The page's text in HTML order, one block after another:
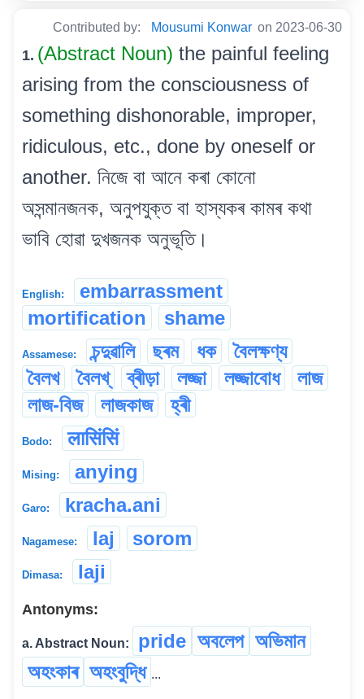
Contributed by: Mousumi Konwar on 2023-06-30
1. (Abstract Noun) the painful feeling
arising from the consciousness of
something dishonorable, improper,
ridiculous, etc., done by oneself or
another. নিজে বা আনে কৰা কোনো
অসন্মানজনক, অনুপযুক্ত বা হাস্যকৰ কামৰ কথা
ভাবি হোৱা দুখজনক অনুভূতি।
English:
embarrassment
mortification
shame
Assamese: চন্দুৱালি ছৰম ধক
বৈলক্ষণ্য
বৈলখ
বৈলখ্ ব্ৰীড়া লজ্জা লজ্জাবোধ
লাজ
লাজ-বিজ
লাজকাজ হ্ৰী
Bodo: लासिंसिं
Mising: anying
Garo: kracha.ani
Nagamese: laj sorom
Dimasa: laji
Antonyms:
a. Abstract Noun: pride অবলেপ অভিমান
অহংকাৰ অহংবুদ্ধি ...